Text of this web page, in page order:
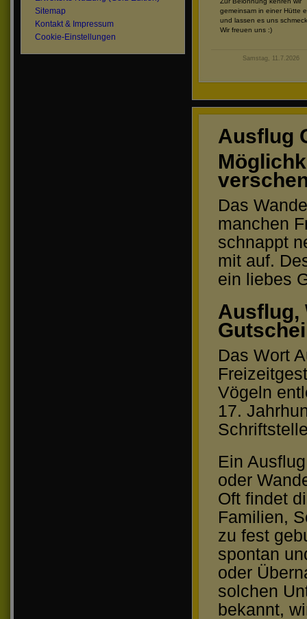
gemeinsam in einer Hütte
und lassen es uns
Wir freuen uns :)
Samstag, 11.7.2026
Ausflug
Das
manchen
schnappt
mit auf.
ein liebes
Ausflug,
Das Wort
Vögeln
17.
Ein
oder
Oft findet
Familien,
zu fest
spontan
oder
solchen
bekannt,
Sitemap
Kontakt & Impressum
Cookie-Einstellungen